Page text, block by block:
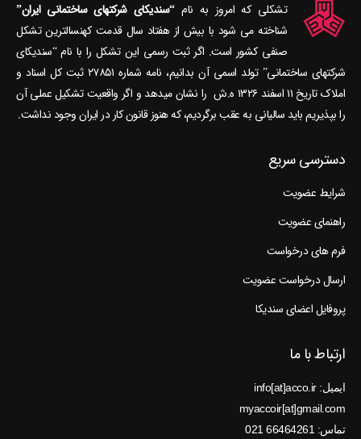
تشکلی که امروز به نام“سندیکای شرکتهای ساختمانی ایران”
شناخته می‎ شود با بیش از هفتاد سال قدمت کهنسال‎ترین تشکل
صنفی کشور است. اگر ثبت رسمی این تشکل را با نام “سندیکای
شرکتهای ساختمانی” تولد اسمی آن بدانیم، نامه شماره ۲۷۸۵۱ ثبت کل اسناد و
املاک تاریخ ۱۱ اسفند ۱۳۲۶ ه.ش را نشان می‎دهد و اگر واقعیت تشکیل عملی آن
را بپذیریم باید سالیانی به عقب برگردیم، که هنوز قانون کار در ایران وجود نداشت.
دسترسی سریع
شرایط عضویت
راهنمای عضویت
فرم های درخواست
ارسال درخواست عضویت
پروفایل اعضای سندیکا
ارتباط با ما
ایمیل: info[at]acco.ir
myaccoir[at]gmail.com
تماس: 66464261 021